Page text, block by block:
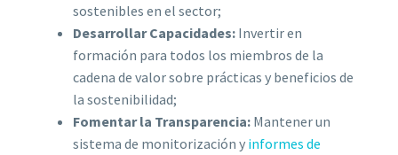
sostenibles en el sector;
Desarrollar Capacidades: Invertir en
formación para todos los miembros de la
cadena de valor sobre prácticas y beneficios de
la sostenibilidad;
Fomentar la Transparencia: Mantener un
sistema de monitorización y informes de